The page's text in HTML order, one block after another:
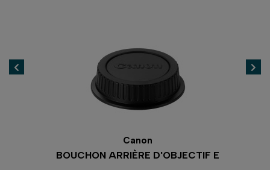
Canon
BOUCHON ARRIÈRE D'OBJECTIF E